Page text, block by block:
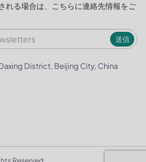
れる場合は、こちらに連絡先情報をご
送信
District, Beijing City, China